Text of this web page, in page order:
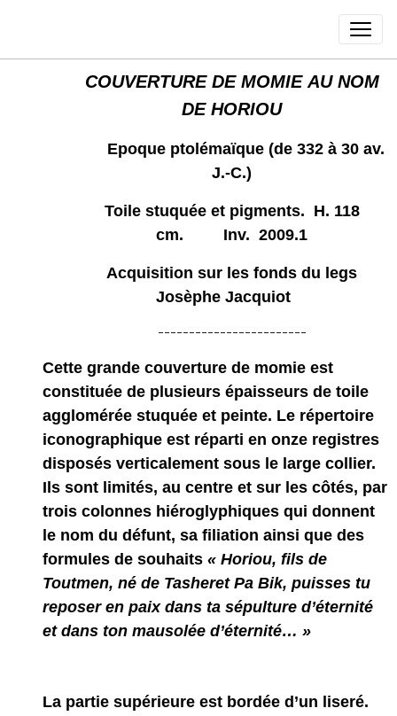
COUVERTURE DE MOMIE AU NOM
DE HORIOU
Epoque ptolémaïque (de 332 à 30 av.
J.-C.)
Toile stuquée et pigments. H. 118
cm. Inv. 2009.1
Acquisition sur les fonds du legs
Josèphe Jacquiot
------------------------
Cette grande couverture de momie est
constituée de plusieurs épaisseurs de toile
agglomérée stuquée et peinte. Le répertoire
iconographique est réparti en onze registres
disposés verticalement sous le large collier.
Ils sont limités, au centre et sur les côtés, par
trois colonnes hiéroglyphiques qui donnent
le nom du défunt, sa filiation ainsi que des
formules de souhaits « Horiou, fils de
Toutmen, né de Tasheret Pa Bik, puisses tu
reposer en paix dans ta sépulture d’éternité
et dans ton mausolée d’éternité… »
La partie supérieure est bordée d’un liseré.